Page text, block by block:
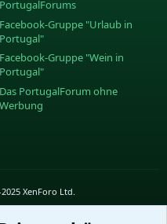
PortugalForums
Facebook-Gruppe "Urlaub in
Portugal"
Facebook-Gruppe "Wein in
Portugal"
Das PortugalForum ohne
Werbung
XenForo Ltd.